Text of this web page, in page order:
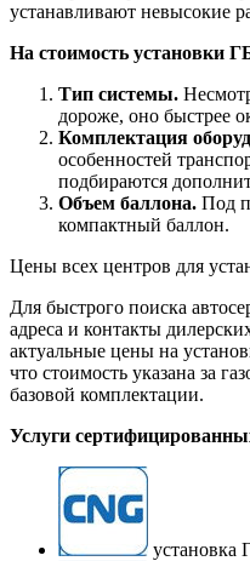
устанавливают невысокие
На стоимость установки
Тип системы.
дороже, оно быстрее
Комплектация
особенностей
подбираются
Объем баллона. Под
компактный баллон.
Цены всех центров для
Для быстрого поиска
адреса и контакты
актуальные цены на
что стоимость указана за
базовой комплектации.
Услуги
установка